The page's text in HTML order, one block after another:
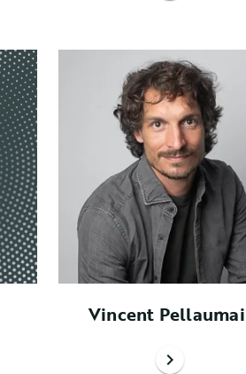
Vincent
chevron_right